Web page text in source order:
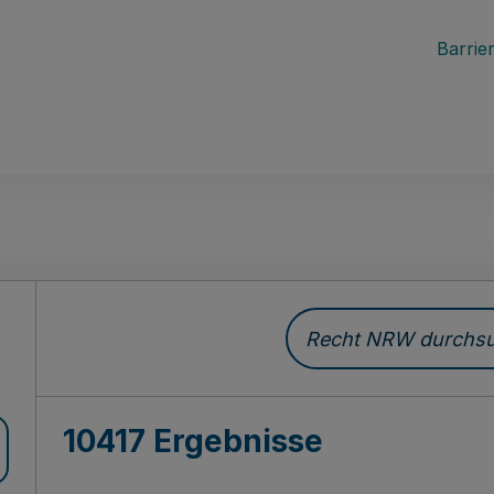
Recht NRW
10417 Ergebnisse